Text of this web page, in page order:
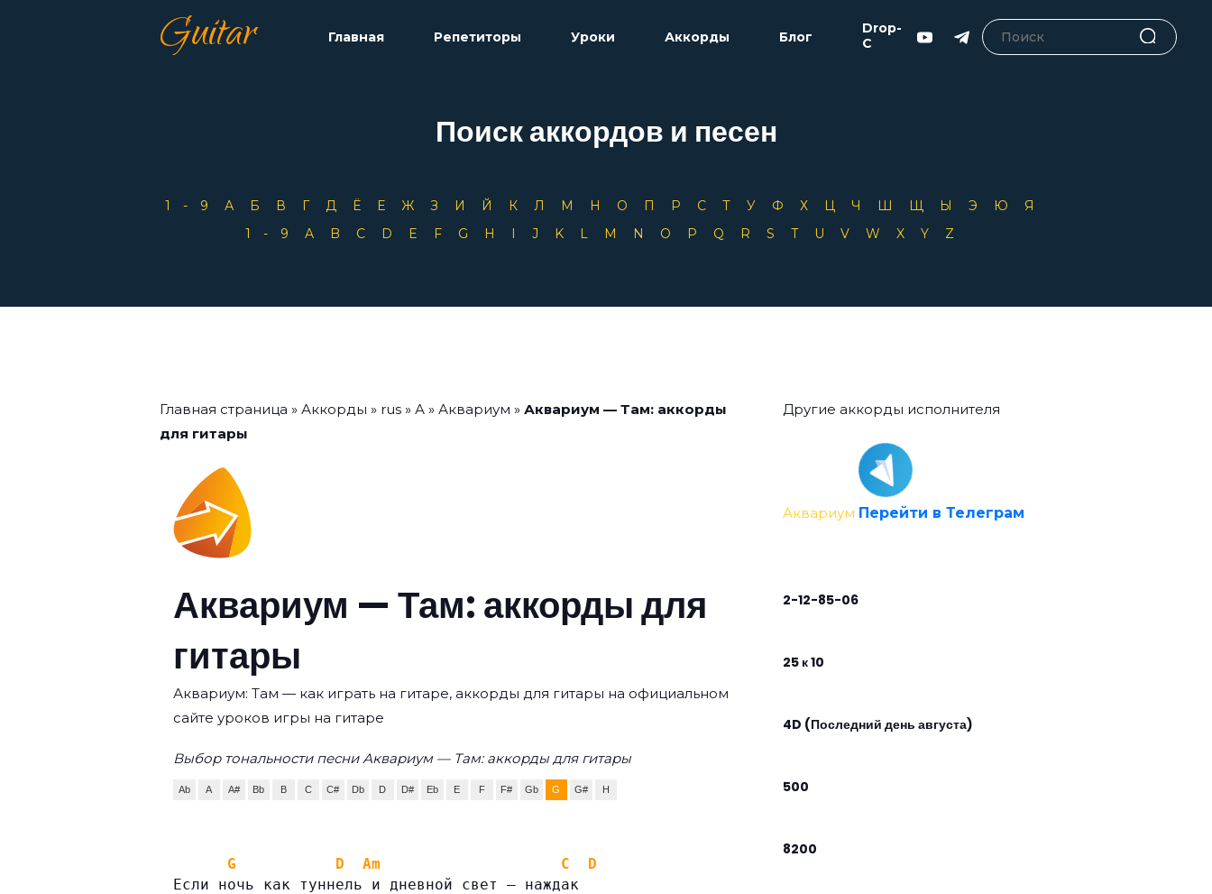
Guitar Главная Репетиторы Уроки Аккорды Блог
Drop-
C
Поиск аккордов и песен
1-9 А Б В Г Д Ё Е Ж З И Й К Л М Н О П Р С Т У Ф Х Ц Ч Ш Щ Ы Э Ю
Я
1-9
A B C D E F G H I J K L M N O P Q R S T U V W X Y Z
Главная страница » Аккорды » rus » А » Аквариум » Аквариум — Там: аккорды
для гитары
Аквариум — Там: аккорды для
гитары
Аквариум: Там — как играть на гитаре, аккорды для гитары на официальном
сайте уроков игры на гитаре
Выбор тональности песни Аквариум — Там: аккорды для гитары
Ab A A# Bb B C C# Db D D# Eb E F F# Gb G G# H
G D Am C
D
Если ночь как туннель и дневной свет — наждак
Другие аккорды исполнителя
Аквариум Перейти в Телеграм
2-12-85-06
25 к 10
4D (Последний день августа)
500
8200